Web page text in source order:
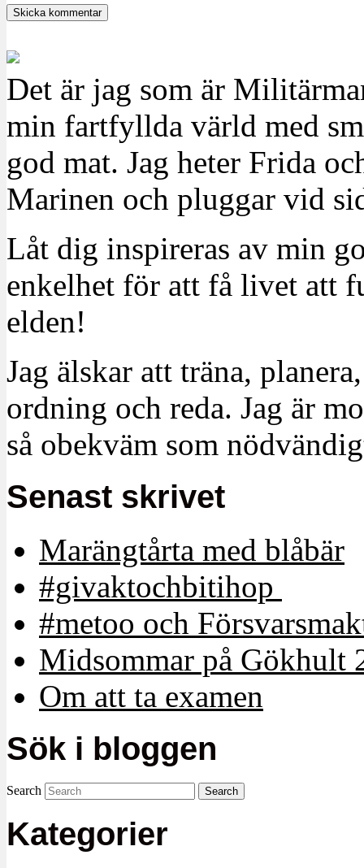
Det är jag som är
min fartfyllda värld med
god mat. Jag heter Frida
Marinen och pluggar vid
Låt dig inspireras av min
enkelhet för att få livet att
elden!
Jag älskar att träna,
ordning och reda. Jag är
så obekväm som
Senast skrivet
Marängtårta med blåbär
#givaktochbitihop
#metoo och
Midsommar på Gökhult
Om att ta examen
Sök i bloggen
Search
Kategorier